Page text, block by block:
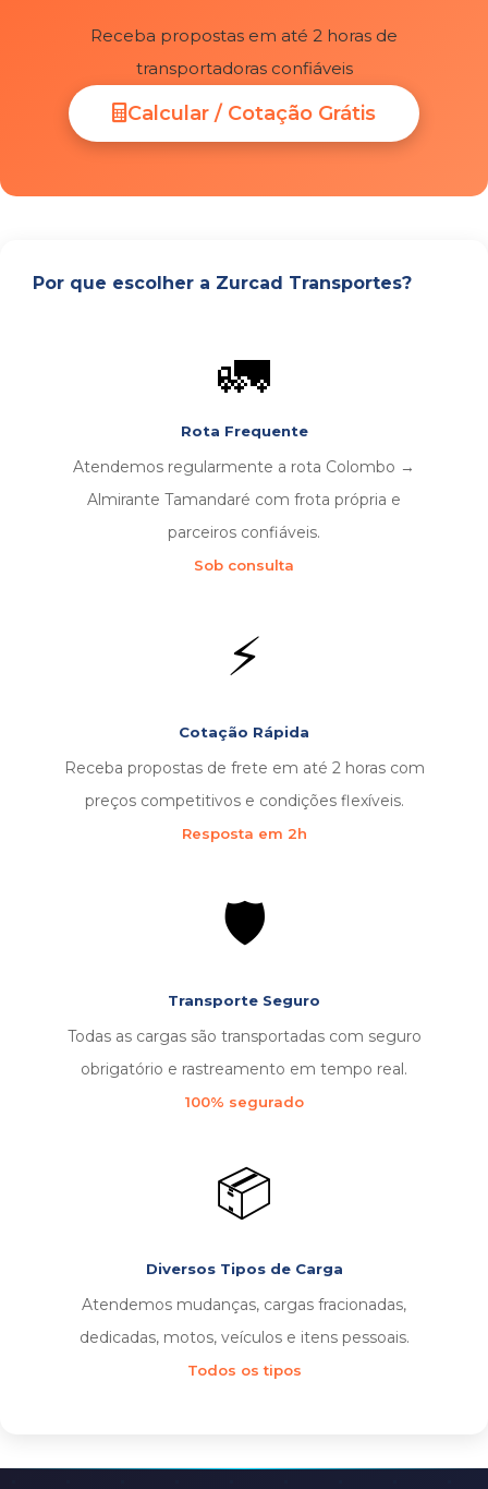
Receba propostas em até 2 horas de
transportadoras confiáveis
Calcular / Cotação Grátis
Por que escolher a Zurcad Transportes?
🚛
Rota Frequente
Atendemos regularmente a rota Colombo →
Almirante Tamandaré com frota própria e
parceiros confiáveis.
Sob consulta
⚡
Cotação Rápida
Receba propostas de frete em até 2 horas com
preços competitivos e condições flexíveis.
Resposta em 2h
🛡️
Transporte Seguro
Todas as cargas são transportadas com seguro
obrigatório e rastreamento em tempo real.
100% segurado
📦
Diversos Tipos de Carga
Atendemos mudanças, cargas fracionadas,
dedicadas, motos, veículos e itens pessoais.
Todos os tipos